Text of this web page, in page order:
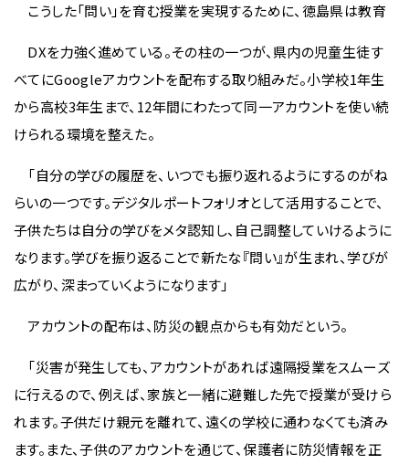
こうした「問い」を育む授業を実現するために、徳島県は教育
DXを力強く進めている。その柱の一つが、県内の児童生徒す
べてにGoogleアカウントを配布する取り組みだ。小学校1年生
から高校3年生まで、12年間にわたって同一アカウントを使い続
けられる環境を整えた。
「自分の学びの履歴を、いつでも振り返れるようにするのがね
らいの一つです。デジタルポートフォリオとして活用することで、
子供たちは自分の学びをメタ認知し、自己調整していけるように
なります。学びを振り返ることで新たな『問い』が生まれ、学びが
広がり、深まっていくようになります」
アカウントの配布は、防災の観点からも有効だという。
「災害が発生しても、アカウントがあれば遠隔授業をスムーズ
に行えるので、例えば、家族と一緒に避難した先で授業が受けら
れます。子供だけ親元を離れて、遠くの学校に通わなくても済み
ます。また、子供のアカウントを通じて、保護者に防災情報を正